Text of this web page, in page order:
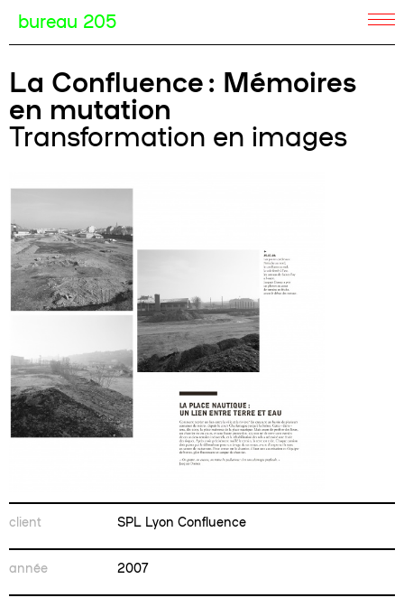
bureau 205
La Confluence : Mémoires
en mutation
Transformation en images
client SPL Lyon Confluence
année 2007